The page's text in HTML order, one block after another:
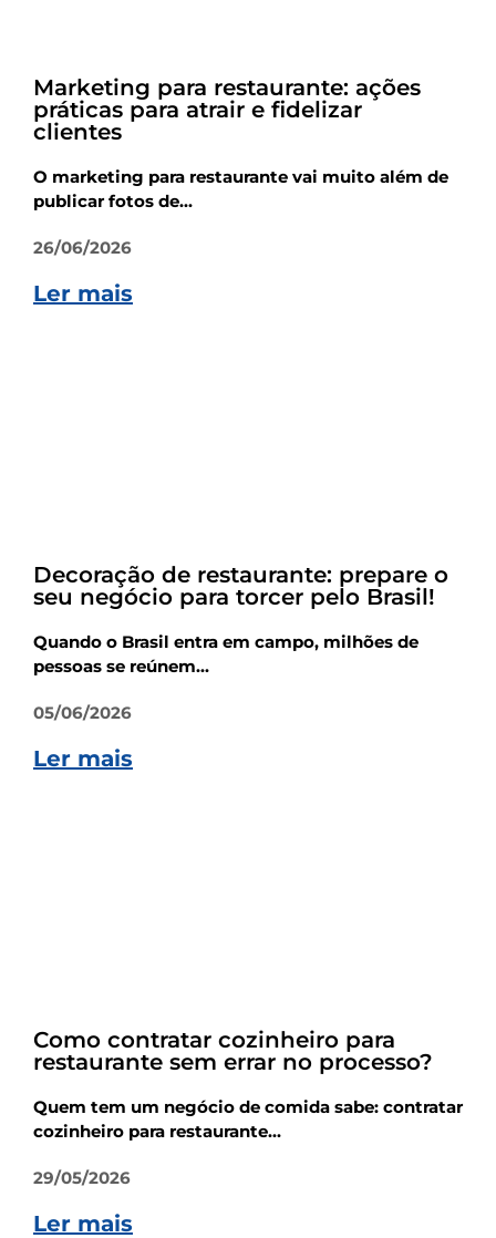
Marketing para restaurante: ações
práticas para atrair e fidelizar
clientes
O marketing para restaurante vai muito além de
publicar fotos de...
26/06/2026
Ler mais
Decoração de restaurante: prepare o
seu negócio para torcer pelo Brasil!
Quando o Brasil entra em campo, milhões de
pessoas se reúnem...
05/06/2026
Ler mais
Como contratar cozinheiro para
restaurante sem errar no processo?
Quem tem um negócio de comida sabe: contratar
cozinheiro para restaurante...
29/05/2026
Ler mais